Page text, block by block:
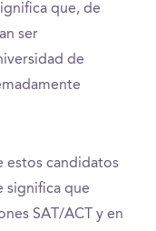
que, de
ser
de
estos candidatos
significa que
SAT/ACT y en